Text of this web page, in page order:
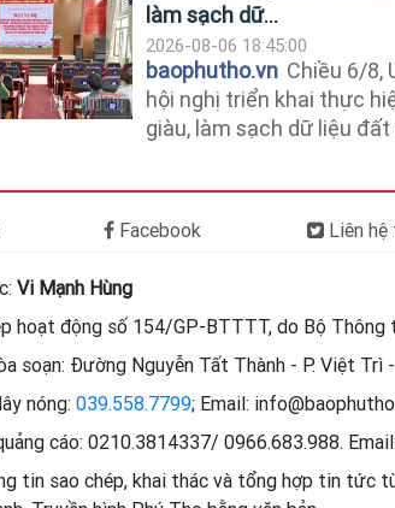
làm sạch dữ...
2026-08-06 18:45:00
baophutho.vn Chiều 6/8,
hội nghị triển khai thực
giàu, làm sạch dữ liệu
Facebook Liên hệ
Vi Mạnh Hùng
hoạt động số 154/GP-BTTTT, do Bộ
soạn: Đường Nguyễn Tất Thành - P. Việt Trì
nóng: 039.558.7799; Email:
cáo: 0210.3814337/ 0966.683.988.
tin sao chép, khai thác và tổng hợp tin tức